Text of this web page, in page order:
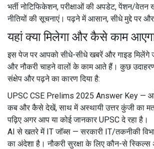
भर्ती नोटिफिकेशन, परीक्षाओं की अपडेट, पेंशन/वेतन
नीतियों की सूचनाएं। पढ़ने में आसान, सीधे मुद्दे पर
यहां क्या मिलेगा और कैसे काम
इस पेज पर आपको सीधे-सीधे खबरें और गाइड मिलेंगे जो
और नौकरी चाहने वालों के काम आते हैं। कुछ
संक्षेप और पढ़ने का कारण दिया है:
UPSC CSE Prelims 2025 Answer Key —
कब और कैसे देखें, साथ में अस्थायी उत्तर कुंजी का
पढ़िए अगर आप या कोई जानकार UPSC दे रहा है।
AI से खतरे में IT जॉब्स — सरकारी IT/तकनीकी
का अंदेशा है। नौकरी सुरक्षा के लिए कौन-से